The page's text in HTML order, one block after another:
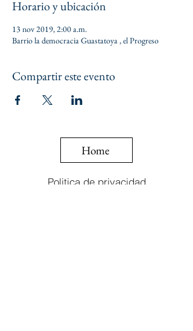
Horario y ubicación
13 nov 2019, 2:00 a.m.
Barrio la democracia Guastatoya , el Progreso
Compartir este evento
Home
Politica de privacidad